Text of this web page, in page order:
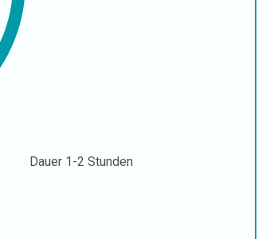
Dauer 1-2 Stunden